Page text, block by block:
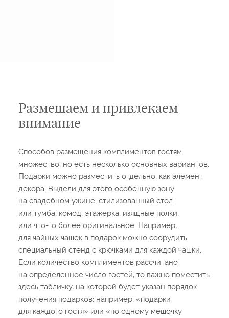
Размещаем и привлекаем
внимание
Способов размещения комплиментов гостям
множество, но есть несколько основных вариантов.
Подарки можно разместить отдельно, как элемент
декора. Выдели для этого особенную зону
на свадебном ужине: стилизованный стол
или тумба, комод, этажерка, изящные полки,
или что-то более оригинальное. Например,
для чайных чашек в подарок можно соорудить
специальный стенд с крючками для каждой чашки.
Если количество комплиментов рассчитано
на определенное число гостей, то важно поместить
здесь табличку, на которой будет указан порядок
получения подарков: например, «подарки
для каждого гостя» или «по одному мешочку